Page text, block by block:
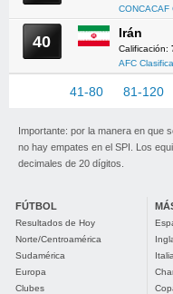
CONCACAF
40 Irán
Calificación:
AFC
41-80 81-120
Importante: por la manera en que
no hay empates en el SPI. Los
decimales de 20 dígitos.
FÚTBOL
Resultados de Hoy
Norte/Centroamérica
Sudamérica
Europa
Clubes
Italia